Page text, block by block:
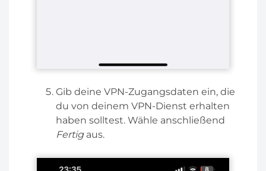
Gib deine VPN-Zugangsdaten ein, die
du von deinem VPN-Dienst erhalten
haben solltest. Wähle anschließend
Fertigaus.